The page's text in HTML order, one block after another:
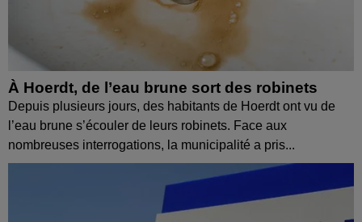
À Hoerdt, de l’eau brune sort des robinets
Depuis plusieurs jours, des habitants de Hoerdt ont vu de
l’eau brune s’écouler de leurs robinets. Face aux
nombreuses interrogations, la municipalité a pris...